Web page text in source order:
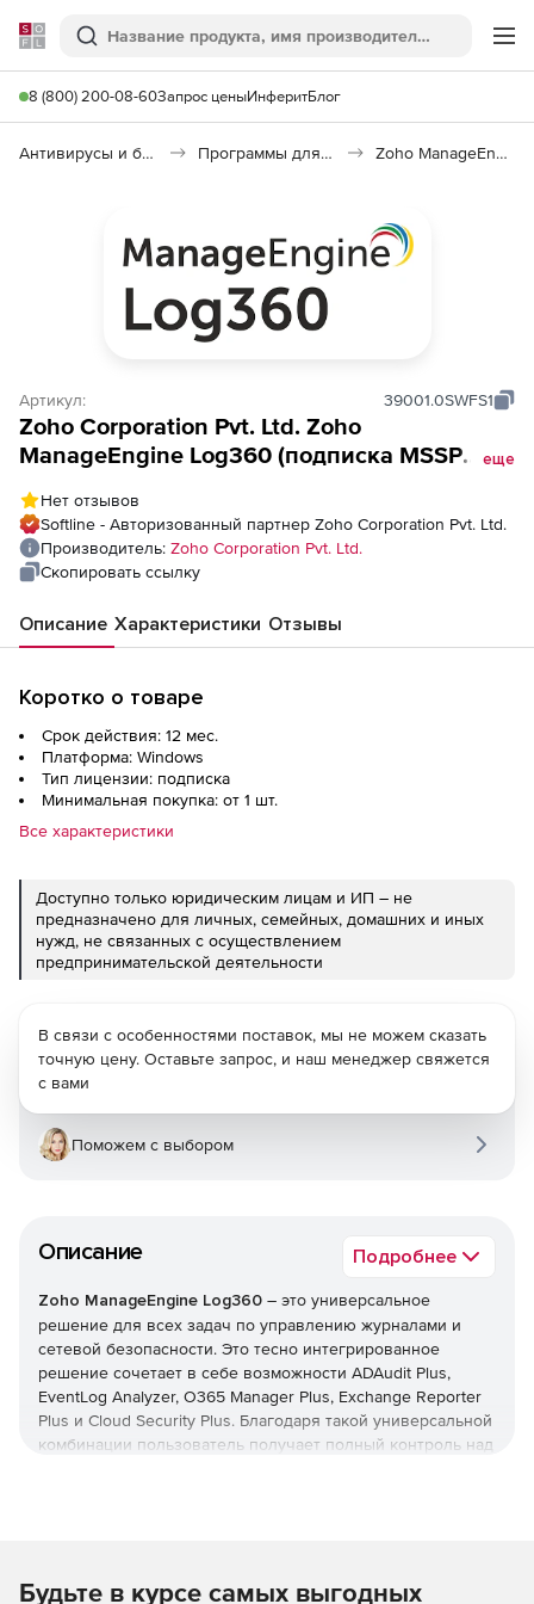
Softline
Поиск
8 (800) 200-08-60Запрос ценыИнферитБлог
Антивирусы и безопасность Программы для защиты информации Zoho ManageEngine Log360
Артикул: 39001.0SWFS1
Zoho Corporation Pvt. Ltd. Zoho
ManageEngine Log360 (подписка MSSP
Windows File Servers
еще
Нет отзывов
Softline - Авторизованный партнер Zoho Corporation Pvt. Ltd.
Производитель: Zoho Corporation Pvt. Ltd.
Скопировать ссылку
Описание Характеристики Отзывы
Коротко о товаре
Срок действия: 12 мес.
Платформа: Windows
Тип лицензии: подписка
Минимальная покупка: от 1 шт.
Все характеристики
Доступно только юридическим лицам и ИП – не
предназначено для личных, семейных, домашних и иных
нужд, не связанных с осуществлением
предпринимательской деятельности
Описание Подробнее
Zoho ManageEngine Log360 – это универсальное
решение для всех задач по управлению журналами и
сетевой безопасности. Это тесно интегрированное
решение сочетает в себе возможности ADAudit Plus,
EventLog Analyzer, O365 Manager Plus, Exchange Reporter
Plus и Cloud Security Plus. Благодаря такой универсальной
комбинации пользователь получает полный контроль над
В связи с особенностями поставок, мы не можем сказать
точную цену. Оставьте запрос, и наш менеджер свяжется
с вами
Поможем с выбором
Будьте в курсе самых выгодных